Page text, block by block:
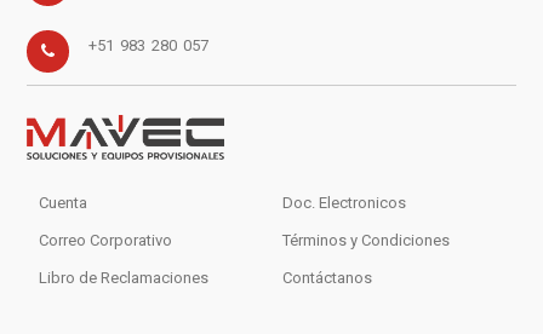
+51 983 280 057
Cuenta Doc. Electronicos
Correo Corporativo Términos y Condiciones
Libro de Reclamaciones Contáctanos